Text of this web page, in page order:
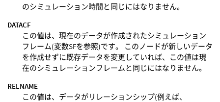
のシミュレーション時間と同じにはなりません。
DATACF
この値は、現在のデータが作成されたシミュレーション
フレーム(変数SFを参照)です。 このノードが新しいデータ
を作成せずに既存データを変更していれば、この値は現
在のシミュレーションフレームと同じにはなりません。
RELNAME
この値は、データがリレーションシップ(例えば、